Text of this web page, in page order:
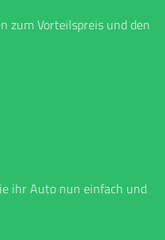
zum Vorteilspreis und den
ihr Auto nun einfach und